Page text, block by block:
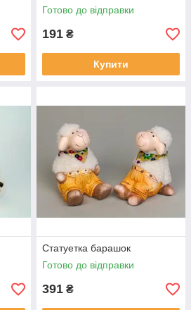
Готово до відправки
191 ₴
Купити
Статуетка барашок
Готово до відправки
391 ₴